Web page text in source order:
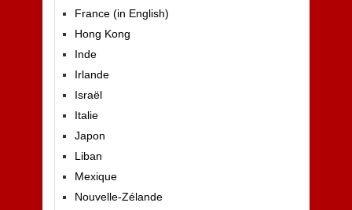
France (in English)
Hong Kong
Inde
Irlande
Israël
Italie
Japon
Liban
Mexique
Nouvelle-Zélande